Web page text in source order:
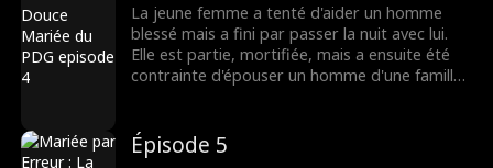
La jeune femme a tenté d'aider un homme
blessé mais a fini par passer la nuit avec lui.
Elle est partie, mortifiée, mais a ensuite été
contrainte d'épouser un homme d'une famille
Épisode 5